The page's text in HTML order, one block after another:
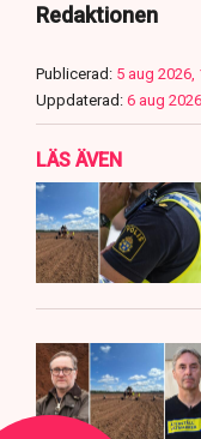
Redaktionen
Publicerad: 5 aug 2026,
Uppdaterad: 6 aug
LÄS ÄVEN